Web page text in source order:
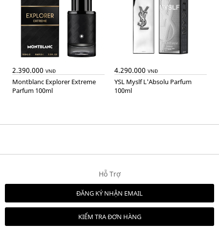
2.390.000 VNĐ
Montblanc Explorer Extreme
Parfum 100ml
4.290.000 VNĐ
YSL Myslf L'Absolu Parfum
100ml
Hỗ Trợ
ĐĂNG KÝ NHẬN EMAIL
KIỂM TRA ĐƠN HÀNG